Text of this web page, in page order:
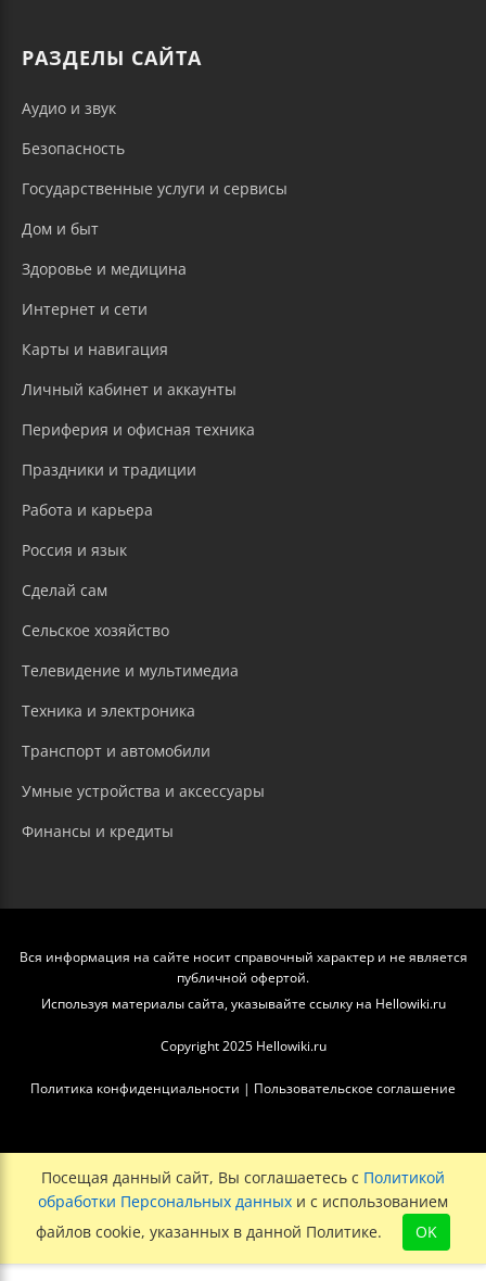
РАЗДЕЛЫ САЙТА
Аудио и звук
Безопасность
Государственные услуги и сервисы
Дом и быт
Здоровье и медицина
Интернет и сети
Карты и навигация
Личный кабинет и аккаунты
Периферия и офисная техника
Праздники и традиции
Работа и карьера
Россия и язык
Сделай сам
Сельское хозяйство
Телевидение и мультимедиа
Техника и электроника
Транспорт и автомобили
Умные устройства и аксессуары
Финансы и кредиты
Вся информация на сайте носит справочный характер и не является
публичной офертой.
Используя материалы сайта, указывайте ссылку на Hellowiki.ru
Copyright 2025 Hellowiki.ru
Политика конфиденциальности | Пользовательское соглашение
Посещая данный сайт, Вы соглашаетесь с Политикой
обработки Персональных данных и с использованием
файлов cookie, указанных в данной Политике.
OK